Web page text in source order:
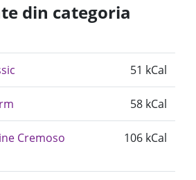
din categoria
51 kCal
58 kCal
Cremoso
106 kCal